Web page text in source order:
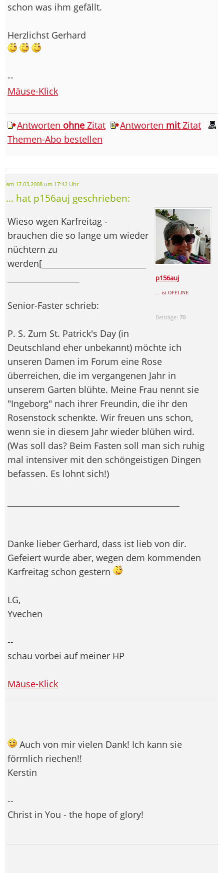
schon was ihm gefällt.
Herzlichst Gerhard
--
Mäuse-Klick
Antworten ohne Zitat Antworten mitZitat
Themen-Abo bestellen
am 17.03.2008 um 17:42 Uhr
... hat p156auj geschrieben:
p156auj
... ist OFFLINE
Beiträge:70
Wieso wgen Karfreitag -
brauchen die so lange um wieder
nüchtern zu
werden[__________________________
Senior-Faster schrieb:
P. S. Zum St. Patrick's Day (in
Deutschland eher unbekannt) möchte ich
unseren Damen im Forum eine Rose
überreichen, die im vergangenen Jahr in
unserem Garten blühte. Meine Frau nennt sie
"Ingeborg" nach ihrer Freundin, die ihr den
Rosenstock schenkte. Wir freuen uns schon,
wenn sie in diesem Jahr wieder blühen wird.
(Was soll das? Beim Fasten soll man sich ruhig
mal intensiver mit den schöngeistigen Dingen
befassen. Es lohnt sich!)
Danke lieber Gerhard, dass ist lieb von dir.
Gefeiert wurde aber, wegen dem kommenden
Karfreitag schon gestern
LG,
Yvechen
--
schau vorbei auf meiner HP
Mäuse-Klick
Auch von mir vielen Dank! Ich kann sie
förmlich riechen!!
Kerstin
--
Christ in You - the hope of glory!